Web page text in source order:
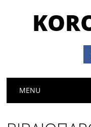
Main menu
MENU